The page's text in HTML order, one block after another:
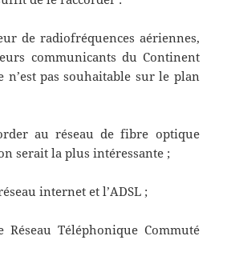
de radiofréquences aériennes,
communicants du Continent
n’est pas souhaitable sur le plan
au réseau de fibre optique
serait la plus intéressante ;
internet et l’ADSL ;
Téléphonique Commuté